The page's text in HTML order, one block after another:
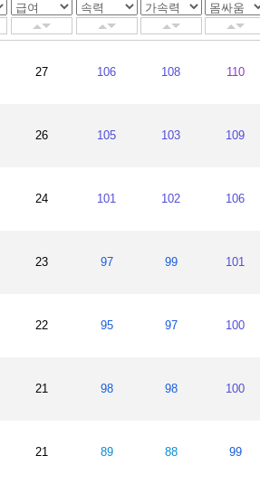
27 106 108 110
26 105 103 109
24 101 102 106
23 97 99 101
22 95 97 100
21 98 98 100
21 89 88 99